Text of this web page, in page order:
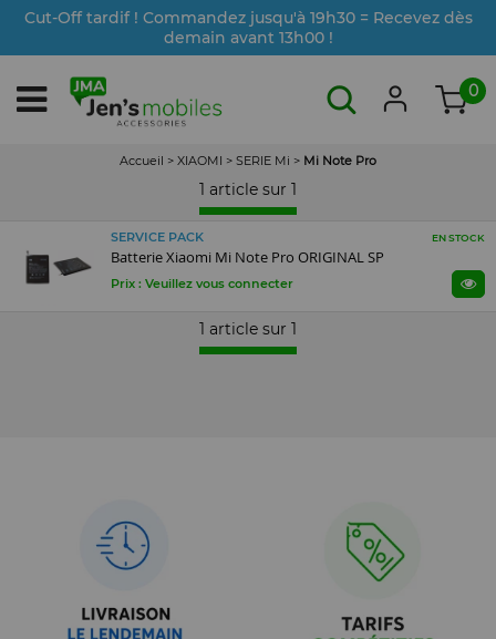
Cut-Off tardif ! Commandez jusqu'à 19h30 = Recevez dès
demain avant 13h00 !
0
Accueil > XIAOMI > SERIE Mi > Mi Note Pro
1 article sur 1
SERVICE PACK EN STOCK
Batterie Xiaomi Mi Note Pro ORIGINAL SP
Prix : Veuillez vous connecter
1 article sur 1